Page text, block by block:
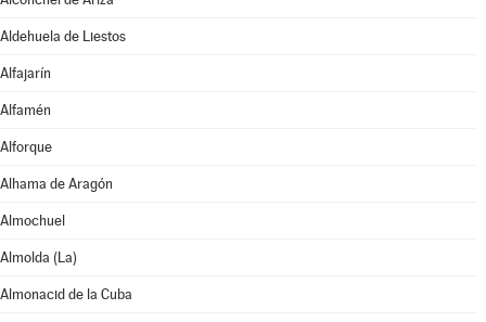
Aldehuela de Liestos
Alfajarín
Alfamén
Alforque
Alhama de Aragón
Almochuel
Almolda (La)
Almonacid de la Cuba